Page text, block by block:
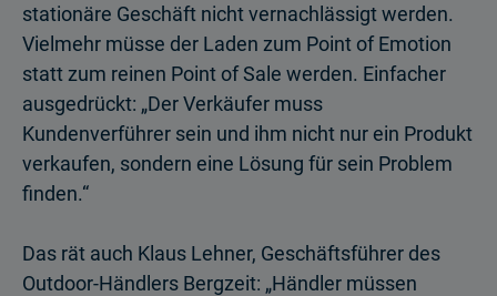
stationäre Geschäft nicht vernachlässigt werden.
Vielmehr müsse der Laden zum Point of Emotion
statt zum reinen Point of Sale werden. Einfacher
ausgedrückt: „Der Verkäufer muss
Kundenverführer sein und ihm nicht nur ein Produkt
verkaufen, sondern eine Lösung für sein Problem
finden.“
Das rät auch Klaus Lehner, Geschäftsführer des
Outdoor-Händlers Bergzeit: „Händler müssen